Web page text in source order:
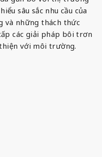
sâu sắc nhu cầu của
và những thách thức
các giải pháp bôi trơn
với môi trường.